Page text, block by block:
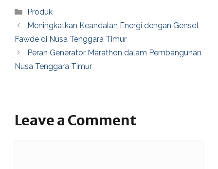
Categories
Produk
Meningkatkan Keandalan Energi dengan Genset
Fawde di Nusa Tenggara Timur
Peran Generator Marathon dalam Pembangunan
Nusa Tenggara Timur
Leave a Comment